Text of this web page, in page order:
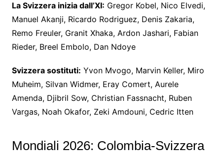
La Svizzera inizia dall’XI: Gregor Kobel, Nico Elvedi,
Manuel Akanji, Ricardo Rodriguez, Denis Zakaria,
Remo Freuler, Granit Xhaka, Ardon Jashari, Fabian
Rieder, Breel Embolo, Dan Ndoye
Svizzera sostituti: Yvon Mvogo, Marvin Keller, Miro
Muheim, Silvan Widmer, Eray Comert, Aurele
Amenda, Djibril Sow, Christian Fassnacht, Ruben
Vargas, Noah Okafor, Zeki Amdouni, Cedric Itten
Mondiali 2026: Colombia-Svizzera